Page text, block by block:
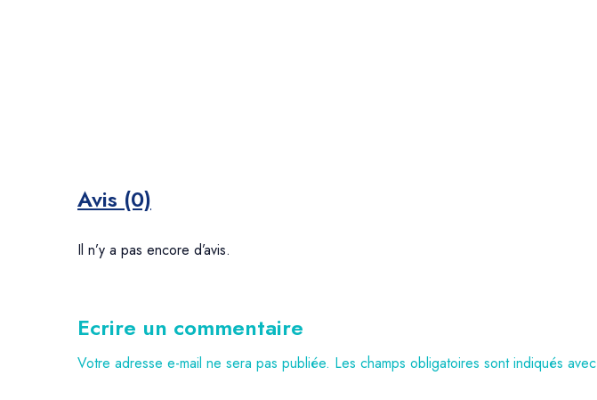
Avis (0)
Il n’y a pas encore d’avis.
Ecrire un commentaire
Votre adresse e-mail ne sera pas publiée. Les champs obligatoires sont indiqués avec